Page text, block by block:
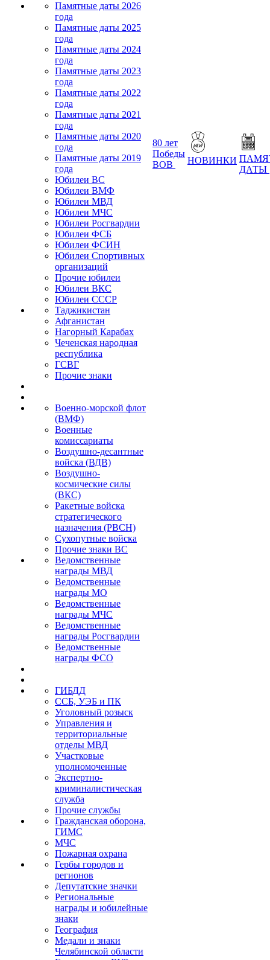
Памятные даты 2026
года
Памятные даты 2025
года
Памятные даты 2024
года
Памятные даты 2023
года
Памятные даты 2022
года
Памятные даты 2021
года
Памятные даты 2020
года
Памятные даты 2019
года
Юбилеи ВС
Юбилеи ВМФ
Юбилеи МВД
Юбилеи МЧС
Юбилеи Росгвардии
Юбилеи ФСБ
Юбилеи ФСИН
Юбилеи Спортивных
организаций
Прочие юбилеи
Юбилеи ВКС
Юбилеи СССР
Таджикистан
Афганистан
Нагорный Карабах
Чеченская народная
республика
ГСВГ
Прочие знаки
Военно-морской флот
(ВМФ)
Военные
комиссариаты
Воздушно-десантные
войска (ВДВ)
Воздушно-
космические силы
(ВКС)
Ракетные войска
стратегического
назначения (РВСН)
Сухопутные войска
Прочие знаки ВС
Ведомственные
награды МВД
Ведомственные
награды МО
Ведомственные
награды МЧС
Ведомственные
награды Росгвардии
Ведомственные
награды ФСО
ГИБДД
ССБ, УЭБ и ПК
Уголовный розыск
Управления и
территориальные
отделы МВД
Участковые
уполномоченные
Экспертно-
криминалистическая
служба
Прочие службы
Гражданская оборона,
ГИМС
МЧС
Пожарная охрана
Гербы городов и
регионов
Депутатские значки
Региональные
награды и юбилейные
знаки
География
Медали и знаки
Челябинской области
80 лет
Победы
ВОВ
НОВИНКИ
ДАТЫ